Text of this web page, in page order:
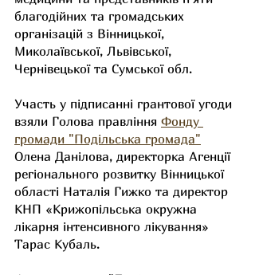
благодійних та громадських
організацій з Вінницької,
Миколаївської, Львівської,
Чернівецької та Сумської обл.
Участь у підписанні грантової угоди
взяли Голова правління Фонду
громади "Подільська громада"
Олена Данілова, директорка Агенції
регіонального розвитку Вінницької
області Наталія Гижко та директор
КНП «Крижопільська окружна
лікарня інтенсивного лікування»
Тарас Кубаль.